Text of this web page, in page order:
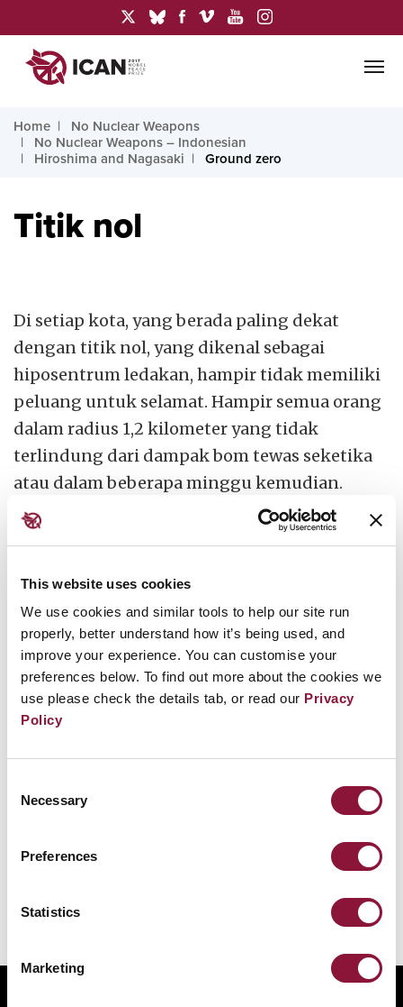
This website uses cookies
We use cookies and similar tools to help our site run
properly, better understand how it’s being used, and
improve your experience. You can customise your
preferences below. To find out more about the cookies we
use please check the details tab, or read our Privacy
Policy
Selection
Necessary
Preferences
Statistics
Marketing
Home
No Nuclear Weapons
No Nuclear Weapons – Indonesian
Hiroshima and Nagasaki
Ground zero
Titik nol
Di setiap kota, yang berada paling dekat
dengan titik nol, yang dikenal sebagai
hiposentrum ledakan, hampir tidak memiliki
peluang untuk selamat. Hampir semua orang
dalam radius 1,2 kilometer yang tidak
terlindung dari dampak bom tewas seketika
atau dalam beberapa minggu kemudian.
Suhu permukaan di hiposentrum mencapai
orang berada dalam jarak sejauh 3,5 kilometer
mengalami luka bakar. Gelombang kejut yang
dahsyat menghancurkan sebagian besar
bangunan kayu dalam radius 2 kilometer.
Bahkan, orang-orang terpapar radiasi
meninggal akibat keracunan radiasi akut
dalam jarak 1 kilometer. Banyak orang yang
berada lebih jauh juga meninggal akibat efek